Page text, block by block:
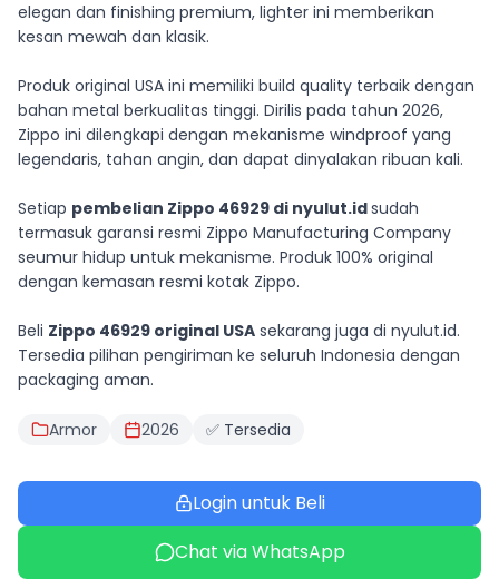
elegan dan finishing premium, lighter ini memberikan
kesan mewah dan klasik.
Produk original USA ini memiliki build quality terbaik dengan
bahan metal berkualitas tinggi. Dirilis pada tahun 2026,
Zippo ini dilengkapi dengan mekanisme windproof yang
legendaris, tahan angin, dan dapat dinyalakan ribuan kali.
Setiap pembelian Zippo 46929 di nyulut.idsudah
termasuk garansi resmi Zippo Manufacturing Company
seumur hidup untuk mekanisme. Produk 100% original
dengan kemasan resmi kotak Zippo.
Beli Zippo 46929 original USA sekarang juga di nyulut.id.
Tersedia pilihan pengiriman ke seluruh Indonesia dengan
packaging aman.
Armor 2026 ✅ Tersedia
Login untuk Beli
Chat via WhatsApp